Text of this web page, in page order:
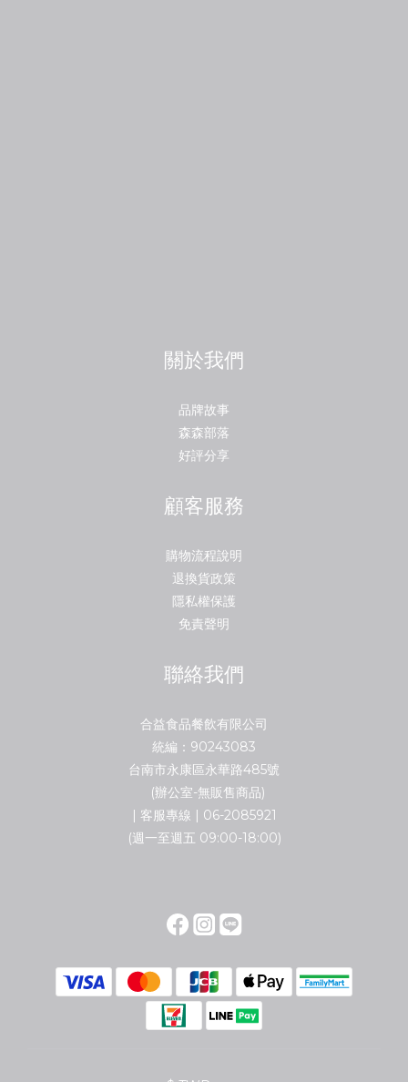
關於我們
品牌故事
森森部落
好評分享
顧客服務
購物流程說明
退換貨政策
隱私權保護
免責聲明
聯絡我們
合益食品餐飲有限公司
統編：90243083
台南市永康區永華路485號
(辦公室-無販售商品)
| 客服專線 | 06-2085921
(週一至週五 09:00-18:00)